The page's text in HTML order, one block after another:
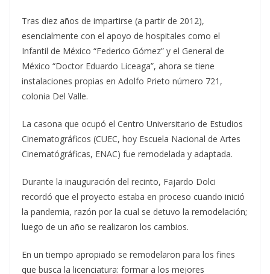
Tras diez años de impartirse (a partir de 2012),
esencialmente con el apoyo de hospitales como el
Infantil de México “Federico Gómez” y el General de
México “Doctor Eduardo Liceaga”, ahora se tiene
instalaciones propias en Adolfo Prieto número 721,
colonia Del Valle.
La casona que ocupó el Centro Universitario de Estudios
Cinematográficos (CUEC, hoy Escuela Nacional de Artes
Cinematógráficas, ENAC) fue remodelada y adaptada.
Durante la inauguración del recinto, Fajardo Dolci
recordó que el proyecto estaba en proceso cuando inició
la pandemia, razón por la cual se detuvo la remodelación;
luego de un año se realizaron los cambios.
En un tiempo apropiado se remodelaron para los fines
que busca la licenciatura: formar a los mejores